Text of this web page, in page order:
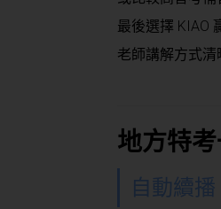
最後選擇 KIAO
老師講解方式清
地方特
自動續